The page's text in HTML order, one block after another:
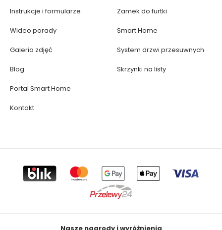
Instrukcje i formularze
Wideo porady
Galeria zdjęć
Blog
Portal Smart Home
Kontakt
Zamek do furtki
Smart Home
System drzwi przesuwnych
Skrzynki na listy